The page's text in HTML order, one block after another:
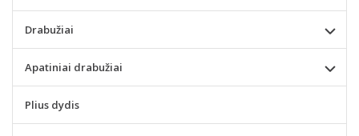
Drabužiai
Apatiniai drabužiai
Plius dydis